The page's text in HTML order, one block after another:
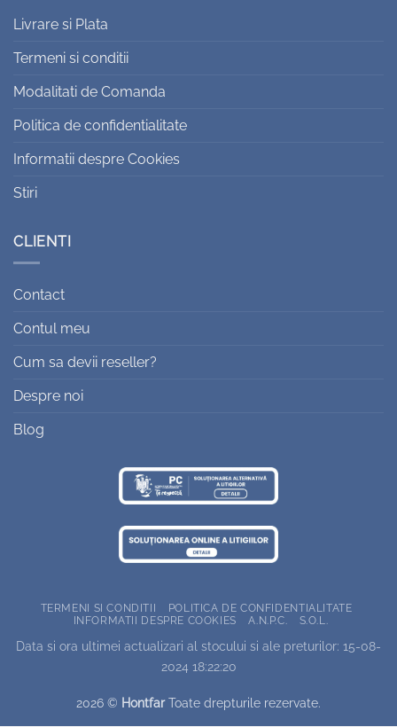
Livrare si Plata
Termeni si conditii
Modalitati de Comanda
Politica de confidentialitate
Informatii despre Cookies
Stiri
CLIENTI
Contact
Contul meu
Cum sa devii reseller?
Despre noi
Blog
TERMENI SI CONDITII
POLITICA DE CONFIDENTIALITATE
INFORMATII DESPRE COOKIES
A.N.P.C. S.O.L.
Data si ora ultimei actualizari al stocului si ale preturilor: 15-08-
2024 18:22:20
2026 © HontfarToate drepturile rezervate.